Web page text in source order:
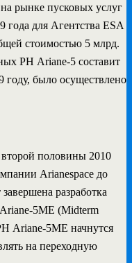
рынке пусковых услуг
года для Агентства ESA
стоимостью 5 млрд.
РН Ariane-5 составит
году, было осуществлено
половины 2010
Arianespace до
разработка
5ME (Midterm
Ariane-5ME начнутся
на переходную